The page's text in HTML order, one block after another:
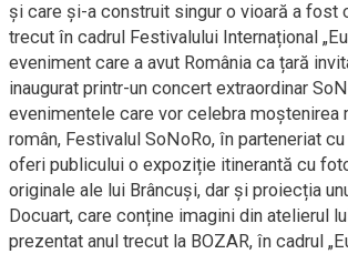
și care și-a construit singur o vioară a fost
trecut în cadrul Festivalului Internațional
eveniment care a avut România ca țară
inaugurat printr-un concert extraordinar
evenimentele care vor celebra moștenirea
român, Festivalul SoNoRo, în parteneriat
oferi publicului o expoziție itinerantă cu
originale ale lui Brâncuși, dar și proiecția
Docuart, care conține imagini din atelierul
prezentat anul trecut la BOZAR, în cadrul